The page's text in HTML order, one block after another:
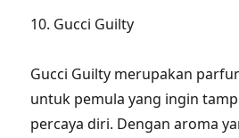
10. Gucci Guilty
Gucci Guilty merupakan
untuk pemula yang ingin
percaya diri. Dengan aroma